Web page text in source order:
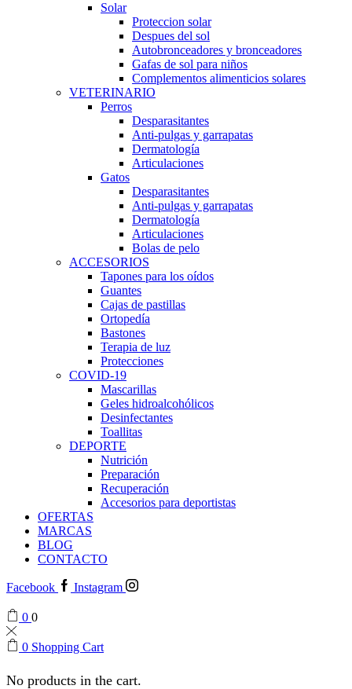
Solar
Proteccion solar
Despues del sol
Autobronceadores y bronceadores
Gafas de sol para niños
Complementos alimenticios solares
VETERINARIO
Perros
Desparasitantes
Anti-pulgas y garrapatas
Dermatología
Articulaciones
Gatos
Desparasitantes
Anti-pulgas y garrapatas
Dermatología
Articulaciones
Bolas de pelo
ACCESORIOS
Tapones para los oídos
Guantes
Cajas de pastillas
Ortopedía
Bastones
Terapia de luz
Protecciones
COVID-19
Mascarillas
Geles hidroalcohólicos
Desinfectantes
Toallitas
DEPORTE
Nutrición
Preparación
Recuperación
Accesorios para deportistas
OFERTAS
MARCAS
BLOG
CONTACTO
Facebook Instagram
0 0
0 Shopping Cart
No products in the cart.